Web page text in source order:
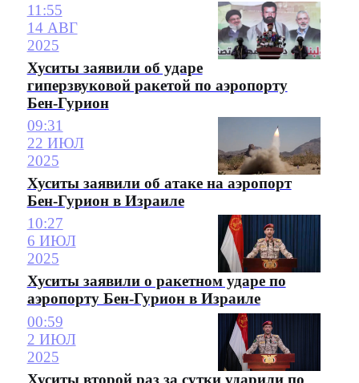
11:55
14 АВГ
2025
Хуситы заявили об ударе
гиперзвуковой ракетой по аэропорту
Бен-Гурион
09:31
22 ИЮЛ
2025
Хуситы заявили об атаке на аэропорт
Бен-Гурион в Израиле
10:27
6 ИЮЛ
2025
Хуситы заявили о ракетном ударе по
аэропорту Бен-Гурион в Израиле
00:59
2 ИЮЛ
2025
Хуситы второй раз за сутки ударили по